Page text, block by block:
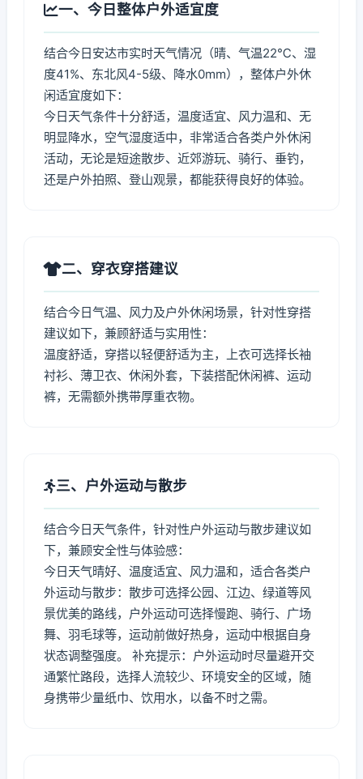
一、今日整体户外适宜度
结合今日安达市实时天气情况（晴、气温22℃、湿
度41%、东北风4-5级、降水0mm），整体户外休
闲适宜度如下：
今日天气条件十分舒适，温度适宜、风力温和、无
明显降水，空气湿度适中，非常适合各类户外休闲
活动，无论是短途散步、近郊游玩、骑行、垂钓，
还是户外拍照、登山观景，都能获得良好的体验。
二、穿衣穿搭建议
结合今日气温、风力及户外休闲场景，针对性穿搭
建议如下，兼顾舒适与实用性：
温度舒适，穿搭以轻便舒适为主，上衣可选择长袖
衬衫、薄卫衣、休闲外套，下装搭配休闲裤、运动
裤，无需额外携带厚重衣物。
三、户外运动与散步
结合今日天气条件，针对性户外运动与散步建议如
下，兼顾安全性与体验感：
今日天气晴好、温度适宜、风力温和，适合各类户
外运动与散步：散步可选择公园、江边、绿道等风
景优美的路线，户外运动可选择慢跑、骑行、广场
舞、羽毛球等，运动前做好热身，运动中根据自身
状态调整强度。 补充提示：户外运动时尽量避开交
通繁忙路段，选择人流较少、环境安全的区域，随
身携带少量纸巾、饮用水，以备不时之需。